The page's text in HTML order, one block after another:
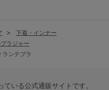
下着・インナー
ラジャー
ンテブラ
いる公式通販サイトです。